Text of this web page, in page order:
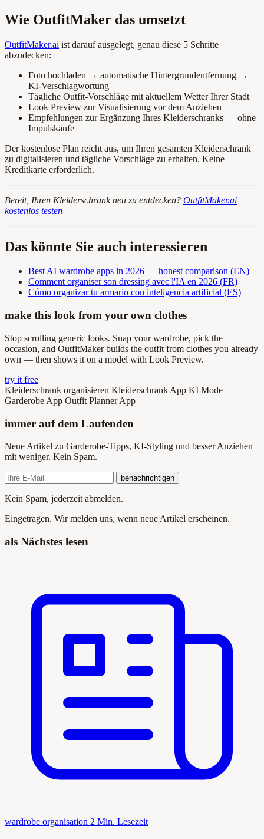
Wie OutfitMaker das umsetzt
OutfitMaker.ai ist darauf ausgelegt, genau diese 5 Schritte
abzudecken:
Foto hochladen → automatische Hintergrundentfernung →
KI-Verschlagwortung
Tägliche Outfit-Vorschläge mit aktuellem Wetter Ihrer Stadt
Look Preview zur Visualisierung vor dem Anziehen
Empfehlungen zur Ergänzung Ihres Kleiderschranks — ohne
Impulskäufe
Der kostenlose Plan reicht aus, um Ihren gesamten Kleiderschrank
zu digitalisieren und tägliche Vorschläge zu erhalten. Keine
Kreditkarte erforderlich.
Bereit, Ihren Kleiderschrank neu zu entdecken? OutfitMaker.ai
kostenlos testen
Das könnte Sie auch interessieren
Best AI wardrobe apps in 2026 — honest comparison (EN)
Comment organiser son dressing avec l'IA en 2026 (FR)
Cómo organizar tu armario con inteligencia artificial (ES)
make this look from your own clothes
Stop scrolling generic looks. Snap your wardrobe, pick the
occasion, and OutfitMaker builds the outfit from clothes you already
own — then shows it on a model with Look Preview.
try it free
Kleiderschrank organisieren Kleiderschrank App KI Mode
Garderobe App Outfit Planner App
immer auf dem Laufenden
Neue Artikel zu Garderobe-Tipps, KI-Styling und besser Anziehen
mit weniger. Kein Spam.
benachrichtigen
Kein Spam, jederzeit abmelden.
Eingetragen. Wir melden uns, wenn neue Artikel erscheinen.
als Nächstes lesen
wardrobe organisation 2 Min. Lesezeit